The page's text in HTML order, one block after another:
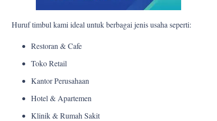
Huruf timbul kami ideal untuk berbagai jenis usaha seperti:
Restoran & Cafe
Toko Retail
Kantor Perusahaan
Hotel & Apartemen
Klinik & Rumah Sakit